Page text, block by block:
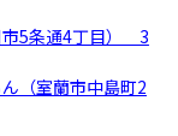
市5条通4丁目） 3
（室蘭市中島町2